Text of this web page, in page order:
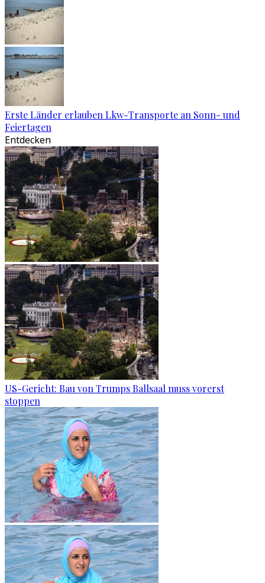
Erste Länder erlauben Lkw-Transporte an Sonn- und
Feiertagen
Entdecken
US-Gericht: Bau von Trumps Ballsaal muss vorerst
stoppen